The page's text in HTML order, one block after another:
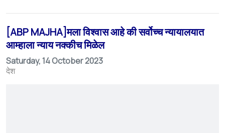
[ABP MAJHA]मला विश्वास आहे की सर्वोच्च न्यायालयात
आम्हाला न्याय नक्कीच मिळेल
Saturday, 14 October 2023
देश